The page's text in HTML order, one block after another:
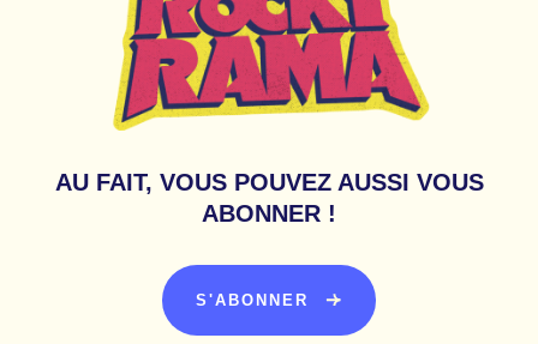
AU FAIT, VOUS POUVEZ AUSSI VOUS
ABONNER !
S'ABONNER